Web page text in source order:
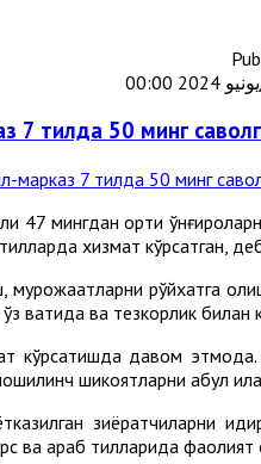
7 тилда 50 минг
мингдан ортиқ
хизмат кўрсатган,
мурожаатларни рўйхатга
вақтида ва тезкорлик билан
кўрсатишда давом
шикоятларни қабул
зиёратчиларни
ва араб тилларида фаолият